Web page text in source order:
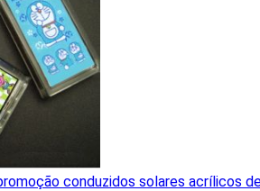
conduzidos solares acrílicos